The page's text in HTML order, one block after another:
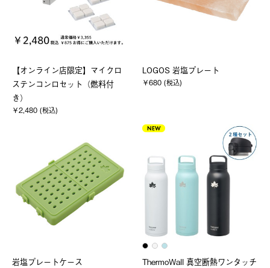
【オンライン店限定】マイクロ
ステンコンロセット（燃料付
き）
￥2,480 (税込)
LOGOS 岩塩プレート
￥680 (税込)
岩塩プレートケース
NEW
ThermoWall 真空断熱ワンタッチ